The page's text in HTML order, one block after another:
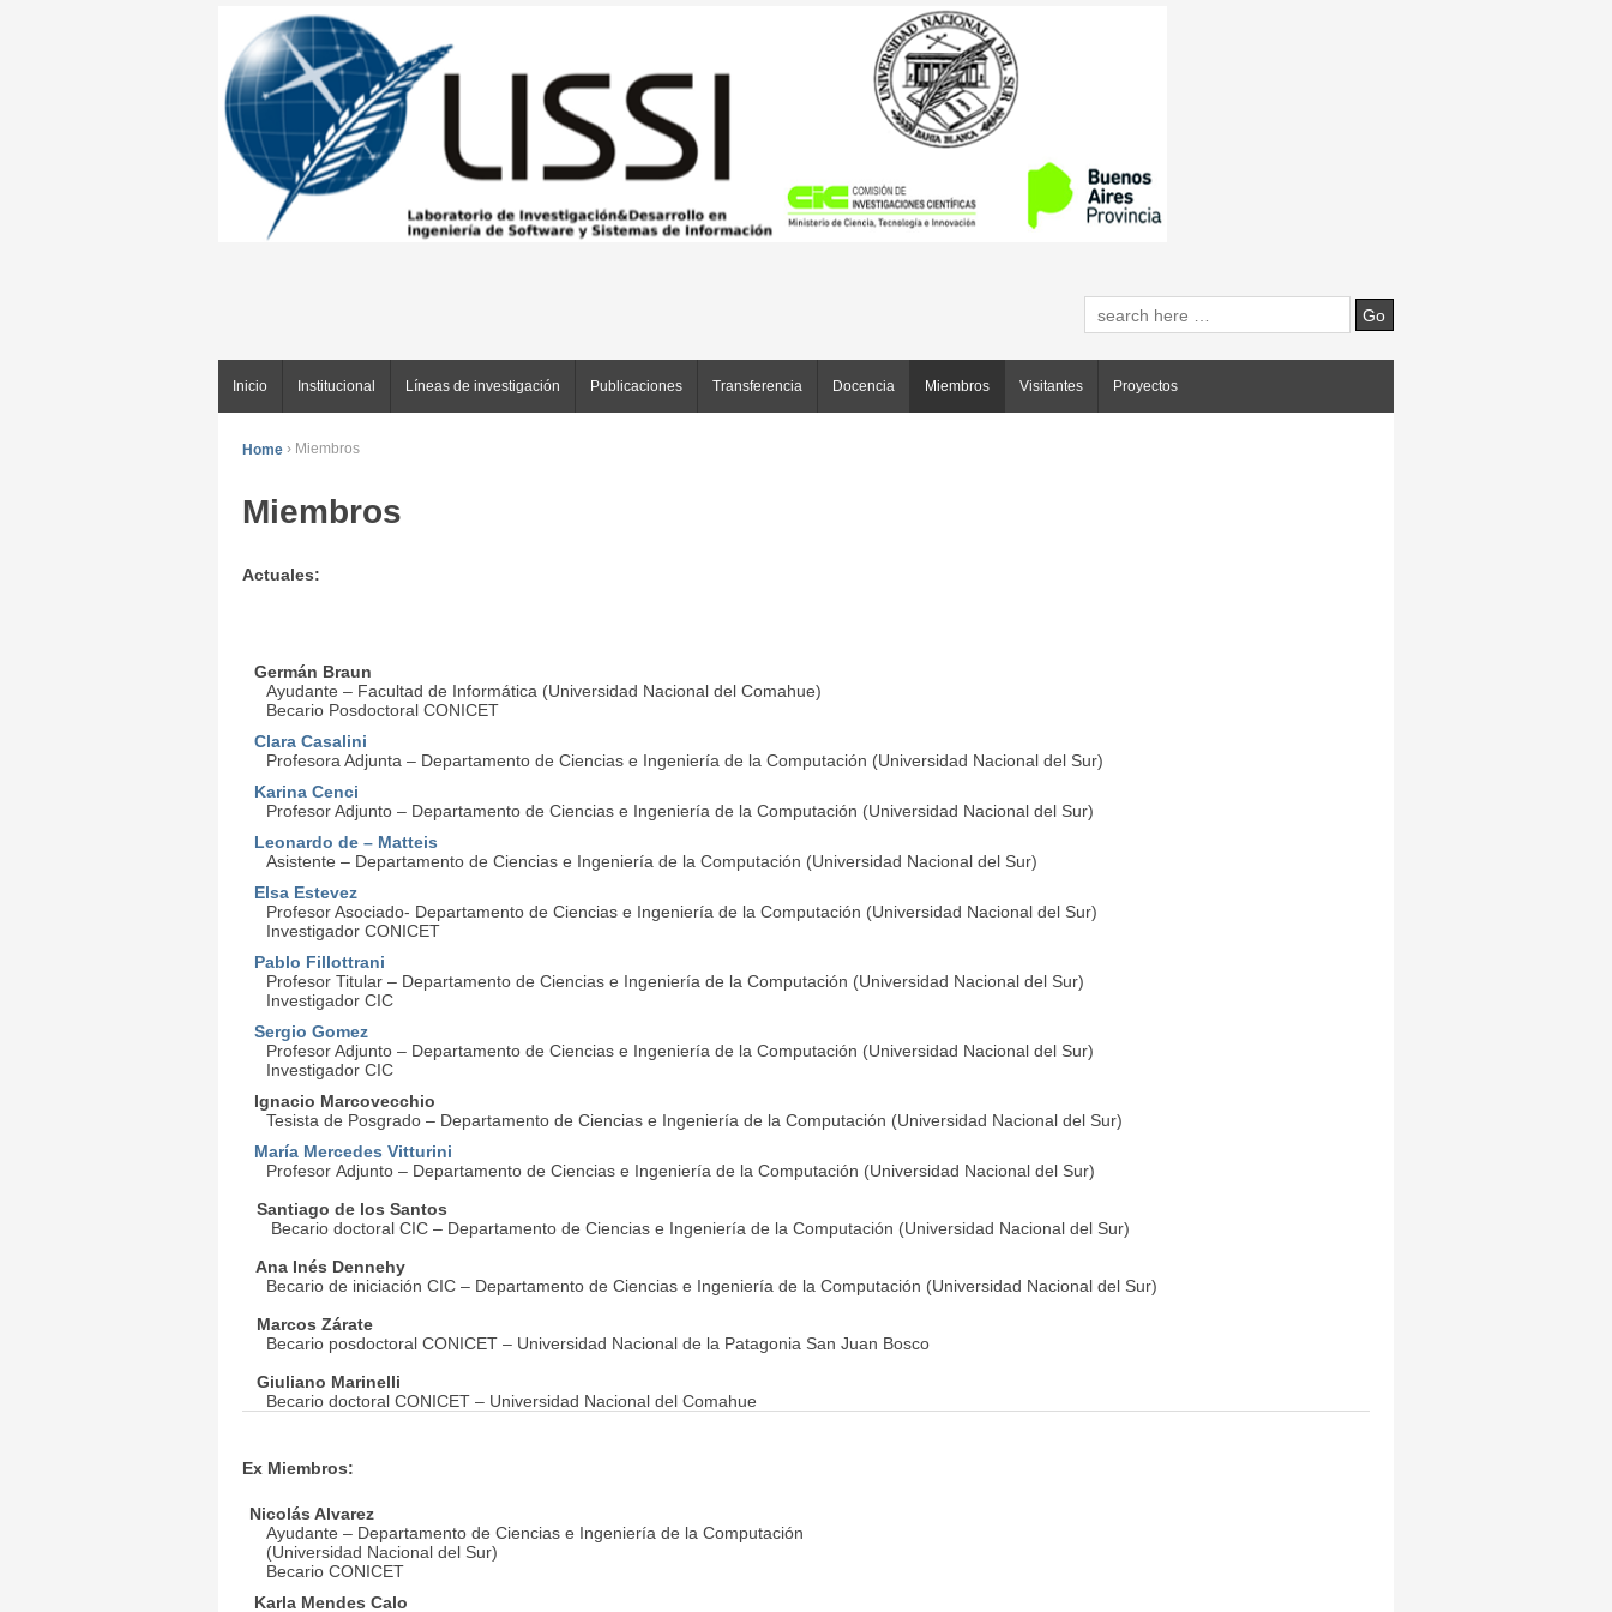
Inicio Institucional Líneas de investigación Publicaciones Transferencia Docencia Miembros Visitantes Proyectos
Home › Miembros
Miembros
Actuales:
Germán Braun
Ayudante – Facultad de Informática (Universidad Nacional del Comahue)
Becario Posdoctoral CONICET
Clara Casalini
Profesora Adjunta – Departamento de Ciencias e Ingeniería de la Computación (Universidad Nacional del Sur)
Karina Cenci
Profesor Adjunto – Departamento de Ciencias e Ingeniería de la Computación (Universidad Nacional del Sur)
Leonardo de – Matteis
Asistente – Departamento de Ciencias e Ingeniería de la Computación (Universidad Nacional del Sur)
Elsa Estevez
Profesor Asociado- Departamento de Ciencias e Ingeniería de la Computación (Universidad Nacional del Sur)
Investigador CONICET
Pablo Fillottrani
Profesor Titular – Departamento de Ciencias e Ingeniería de la Computación (Universidad Nacional del Sur)
Investigador CIC
Sergio Gomez
Profesor Adjunto – Departamento de Ciencias e Ingeniería de la Computación (Universidad Nacional del Sur)
Investigador CIC
Ignacio Marcovecchio
Tesista de Posgrado – Departamento de Ciencias e Ingeniería de la Computación (Universidad Nacional del Sur)
María Mercedes Vitturini
Profesor Adjunto – Departamento de Ciencias e Ingeniería de la Computación (Universidad Nacional del Sur)
Santiago de los Santos
Becario doctoral CIC – Departamento de Ciencias e Ingeniería de la Computación (Universidad Nacional del Sur)
Ana Inés Dennehy
Becario de iniciación CIC – Departamento de Ciencias e Ingeniería de la Computación (Universidad Nacional del Sur)
Marcos Zárate
Becario posdoctoral CONICET – Universidad Nacional de la Patagonia San Juan Bosco
Giuliano Marinelli
Becario doctoral CONICET – Universidad Nacional del Comahue
Ex Miembros:
Nicolás Alvarez
Ayudante – Departamento de Ciencias e Ingeniería de la Computación
(Universidad Nacional del Sur)
Becario CONICET
Karla Mendes Calo